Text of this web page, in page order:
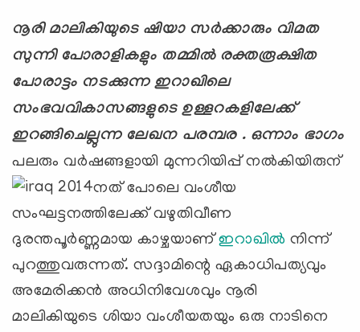
നൂരി മാലികിയുടെ ഷിയാ സര്‍ക്കാരും വിമത
സുന്നി പോരാളികളും തമ്മില്‍ രക്തരൂക്ഷിത
പോരാട്ടം നടക്കുന്ന ഇറാഖിലെ
സംഭവവികാസങ്ങളുടെ ഉള്ളറകളിലേക്ക്
ഇറങ്ങിചെല്ലുന്ന ലേഖന പരമ്പര . ഒന്നാം ഭാഗം
പലരും വര്‍ഷങ്ങളായി മുന്നറിയിപ്പ്‌ നല്‍കിയിരുന്
നത് പോലെ വംശീയ
സംഘട്ടനത്തിലേക്ക് വഴുതിവീണ
ദുരന്തപൂര്‍ണ്ണമായ കാഴ്ചയാണ്ഇറാഖില്‍ നിന്ന്
പുറത്തുവരുന്നത്. സദ്ദാമിന്റെ ഏകാധിപത്യവും
അമേരിക്കന്‍ അധിനിവേശവും നൂരി
മാലികിയുടെ ശിയാ വംശീയതയും ഒരു നാടിനെ